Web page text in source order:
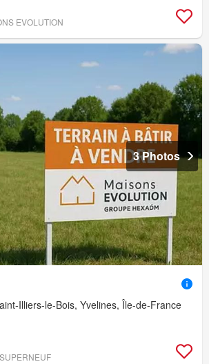
EVOLUTION
3 Photos
Illiers-le-Bois, Yvelines, Île-de-France